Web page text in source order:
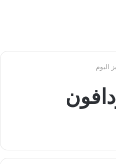
اليوم